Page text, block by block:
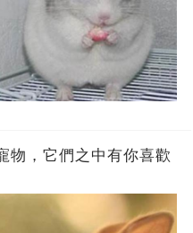
物，它們之中有你喜歡